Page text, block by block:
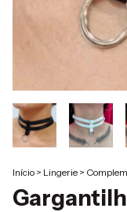
Início > Lingerie >